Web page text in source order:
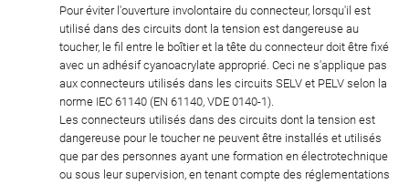
Pour éviter l'ouverture involontaire du connecteur, lorsqu'il est
utilisé dans des circuits dont la tension est dangereuse au
toucher, le fil entre le boîtier et la tête du connecteur doit être fixé
avec un adhésif cyanoacrylate approprié. Ceci ne s'applique pas
aux connecteurs utilisés dans les circuits SELV et PELV selon la
norme IEC 61140 (EN 61140, VDE 0140-1).
Les connecteurs utilisés dans des circuits dont la tension est
dangereuse pour le toucher ne peuvent être installés et utilisés
que par des personnes ayant une formation en électrotechnique
ou sous leur supervision, en tenant compte des réglementations